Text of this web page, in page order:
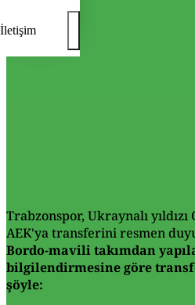
İletişim
Trabzonspor, Ukraynalı
AEK'ya transferini resmen
Bordo-mavili takımdan
bilgilendirmesine göre
şöyle: